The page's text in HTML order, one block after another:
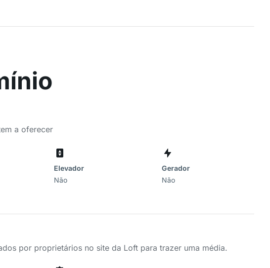
a oferecer
Elevador
Não
Gerador
Não
por proprietários no site da Loft para trazer uma média.